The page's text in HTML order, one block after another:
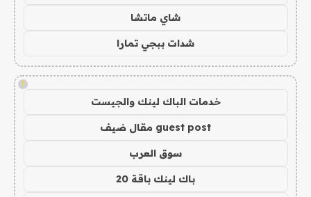
شاي ماتشا
شدات ببجي تمارا
!
خدمات الباك لينك والجيست
guest post مقال ضيف
سوق العرب
باك لينك باقة 20